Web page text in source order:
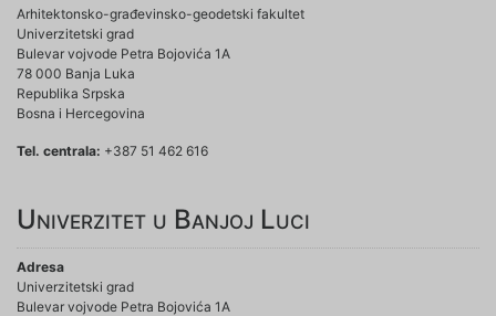
Arhitektonsko-građevinsko-geodetski fakultet
Univerzitetski grad
Bulevar vojvode Petra Bojovića 1A
78 000 Banja Luka
Republika Srpska
Bosna i Hercegovina
Tel. centrala: +387 51 462 616
Univerzitet u Banjoj Luci
Adresa
Univerzitetski grad
Bulevar vojvode Petra Bojovića 1A